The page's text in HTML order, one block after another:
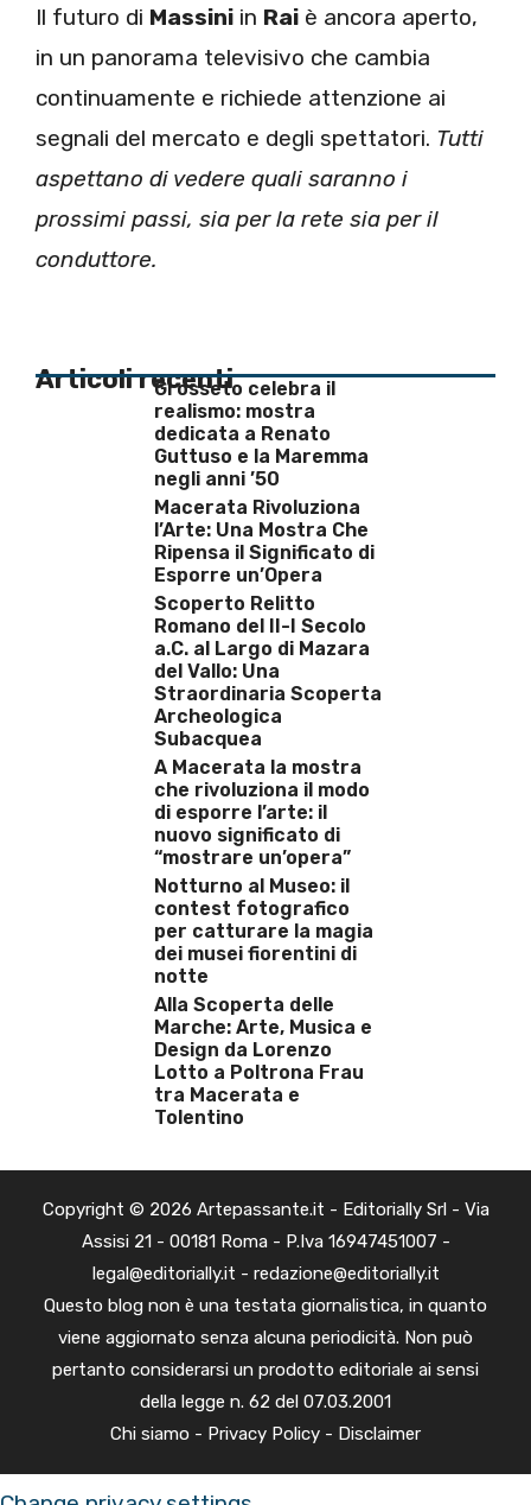
Il futuro di Massini in Rai è ancora aperto,
in un panorama televisivo che cambia
continuamente e richiede attenzione ai
segnali del mercato e degli spettatori. Tutti
aspettano di vedere quali saranno i
prossimi passi, sia per la rete sia per il
conduttore.
Articoli recentiGrosseto celebra il
realismo: mostra
dedicata a Renato
Guttuso e la Maremma
negli anni ’50
Macerata Rivoluziona
l’Arte: Una Mostra Che
Ripensa il Significato di
Esporre un’Opera
Scoperto Relitto
Romano del II-I Secolo
a.C. al Largo di Mazara
del Vallo: Una
Straordinaria Scoperta
Archeologica
Subacquea
A Macerata la mostra
che rivoluziona il modo
di esporre l’arte: il
nuovo significato di
“mostrare un’opera”
Notturno al Museo: il
contest fotografico
per catturare la magia
dei musei fiorentini di
notte
Alla Scoperta delle
Marche: Arte, Musica e
Design da Lorenzo
Lotto a Poltrona Frau
tra Macerata e
Tolentino
Copyright © 2026 Artepassante.it - Editorially Srl - Via
Assisi 21 - 00181 Roma - P.Iva 16947451007 -
legal@editorially.it - redazione@editorially.it
Questo blog non è una testata giornalistica, in quanto
viene aggiornato senza alcuna periodicità. Non può
pertanto considerarsi un prodotto editoriale ai sensi
della legge n. 62 del 07.03.2001
Chi siamo - Privacy Policy - Disclaimer